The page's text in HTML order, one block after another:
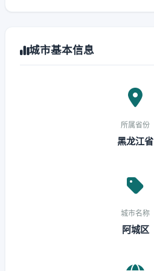
城市基本信息
所属省份
黑龙江省
城市名称
阿城区